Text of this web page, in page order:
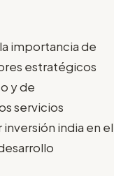
importancia de
estratégicos
y de
servicios
india en el